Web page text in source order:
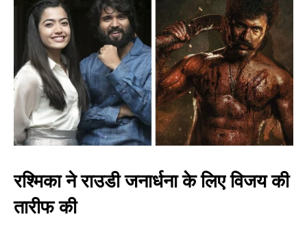
रश्मिका ने राउडी जनार्धना के लिए विजय की
तारीफ की